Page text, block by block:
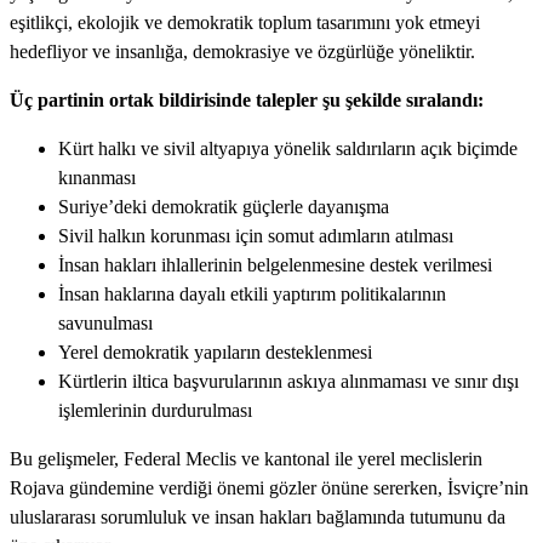
eşitlikçi, ekolojik ve demokratik toplum tasarımını yok etmeyi
hedefliyor ve insanlığa, demokrasiye ve özgürlüğe yöneliktir.
Üç partinin ortak bildirisinde talepler şu şekilde sıralandı:
Kürt halkı ve sivil altyapıya yönelik saldırıların açık biçimde
kınanması
Suriye’deki demokratik güçlerle dayanışma
Sivil halkın korunması için somut adımların atılması
İnsan hakları ihlallerinin belgelenmesine destek verilmesi
İnsan haklarına dayalı etkili yaptırım politikalarının
savunulması
Yerel demokratik yapıların desteklenmesi
Kürtlerin iltica başvurularının askıya alınmaması ve sınır dışı
işlemlerinin durdurulması
Bu gelişmeler, Federal Meclis ve kantonal ile yerel meclislerin
Rojava gündemine verdiği önemi gözler önüne sererken, İsviçre’nin
uluslararası sorumluluk ve insan hakları bağlamında tutumunu da